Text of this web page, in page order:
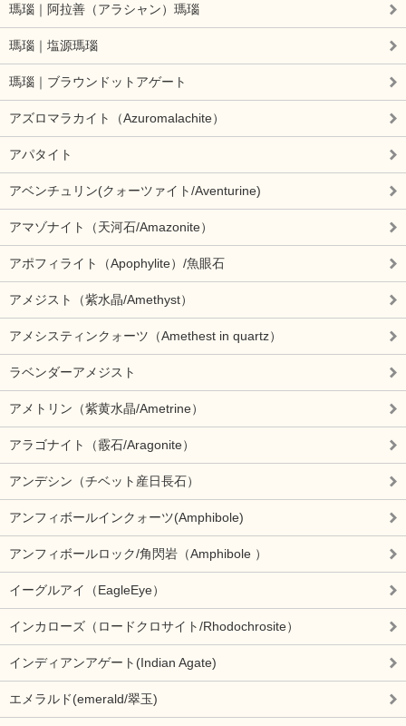
瑪瑙｜阿拉善（アラシャン）瑪瑙
瑪瑙｜塩源瑪瑙
瑪瑙｜ブラウンドットアゲート
アズロマラカイト（Azuromalachite）
アパタイト
アベンチュリン(クォーツァイト/Aventurine)
アマゾナイト（天河石/Amazonite）
アポフィライト（Apophylite）/魚眼石
アメジスト（紫水晶/Amethyst）
アメシスティンクォーツ（Amethest in quartz）
ラベンダーアメジスト
アメトリン（紫黄水晶/Ametrine）
アラゴナイト（霰石/Aragonite）
アンデシン（チベット産日長石）
アンフィボールインクォーツ(Amphibole)
アンフィボールロック/角閃岩（Amphibole ）
イーグルアイ（EagleEye）
インカローズ（ロードクロサイト/Rhodochrosite）
インディアンアゲート(Indian Agate)
エメラルド(emerald/翠玉)